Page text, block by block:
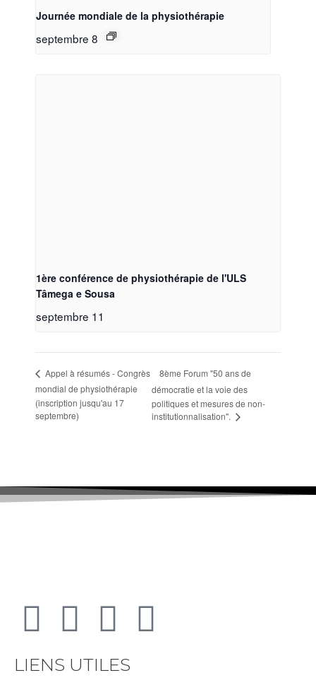
Journée mondiale de la physiothérapie
septembre 8
1ère conférence de physiothérapie de l'ULS
Tâmega e Sousa
septembre 11
Appel à résumés - Congrès
mondial de physiothérapie
(inscription jusqu'au 17
septembre)
8ème Forum "50 ans de
démocratie et la voie des
politiques et mesures de non-
institutionnalisation".
LIENS UTILES